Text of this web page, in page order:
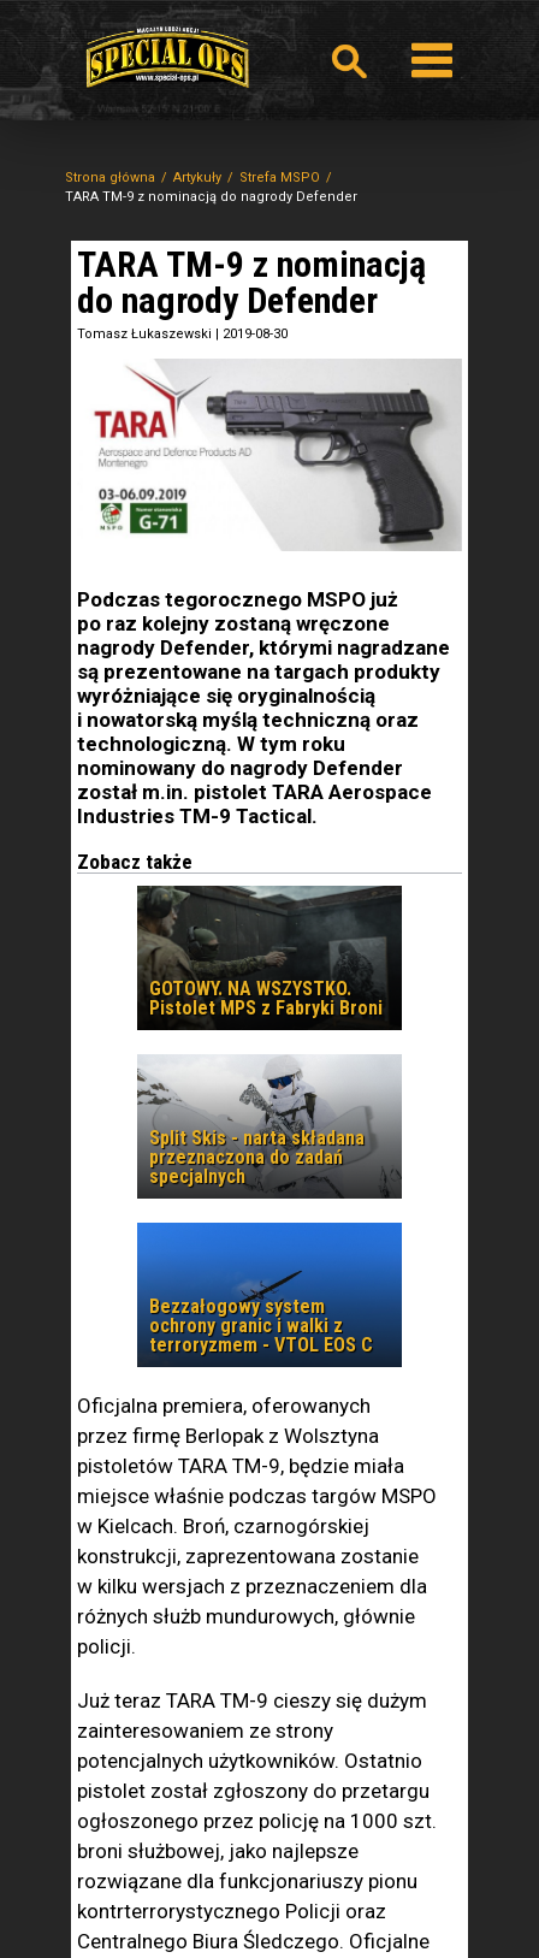
Strona główna Artykuły
Strefa MSPO
TARA TM-9 z nominacją do nagrody Defender
TARA TM-9 z nominacją
do nagrody Defender
Tomasz Łukaszewski | 2019-08-30
Podczas tegorocznego MSPO już
po raz kolejny zostaną wręczone
nagrody Defender, którymi nagradzane
są prezentowane na targach produkty
wyróżniające się oryginalnością
i nowatorską myślą techniczną oraz
technologiczną. W tym roku
nominowany do nagrody Defender
został m.in. pistolet TARA Aerospace
Industries TM-9 Tactical.
Zobacz także
GOTOWY. NA WSZYSTKO.
Pistolet MPS z Fabryki Broni
Split Skis - narta składana
przeznaczona do zadań
specjalnych
Bezzałogowy system
ochrony granic i walki z
terroryzmem - VTOL EOS C
Oficjalna premiera, oferowanych
przez firmę Berlopak z Wolsztyna
pistoletów TARA TM-9, będzie miała
miejsce właśnie podczas targów MSPO
w Kielcach. Broń, czarnogórskiej
konstrukcji, zaprezentowana zostanie
w kilku wersjach z przeznaczeniem dla
różnych służb mundurowych, głównie
policji.
Już teraz TARA TM-9 cieszy się dużym
zainteresowaniem ze strony
potencjalnych użytkowników. Ostatnio
pistolet został zgłoszony do przetargu
ogłoszonego przez policję na 1000 szt.
broni służbowej, jako najlepsze
rozwiązane dla funkcjonariuszy pionu
kontrterrorystycznego Policji oraz
Centralnego Biura Śledczego. Oficjalne